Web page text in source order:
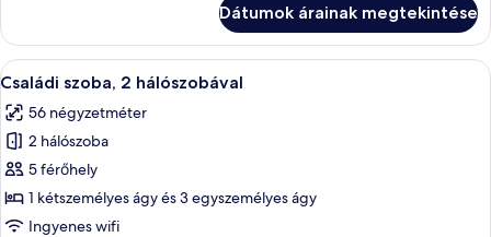
ággyal
(Extra
bed)
két
külön
ággyal
bed)
további
Dátumok árainak megtekintése
A
következő
szoba
összes
képének
megtekintése:
Családi
Pehelypaplan, minibár, széf a
11
Családi szoba, 2 hálószobával
56 négyzetméter
2 hálószoba
5 férőhely
1 kétszemélyes ágy és 3 egyszemélyes ágy
Ingyenes wifi